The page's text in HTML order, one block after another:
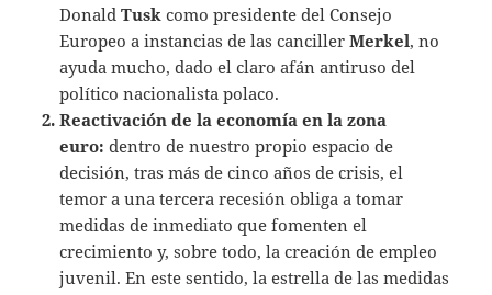
DonaldTusk como presidente del Consejo
Europeo a instancias de las cancillerMerkel, no
ayuda mucho, dado el claro afán antiruso del
político nacionalista polaco.
Reactivación de la economía en la zona
euro: dentro de nuestro propio espacio de
decisión, tras más de cinco años de crisis, el
temor a una tercera recesión obliga a tomar
medidas de inmediato que fomenten el
crecimiento y, sobre todo, la creación de empleo
juvenil. En este sentido, la estrella de las medidas